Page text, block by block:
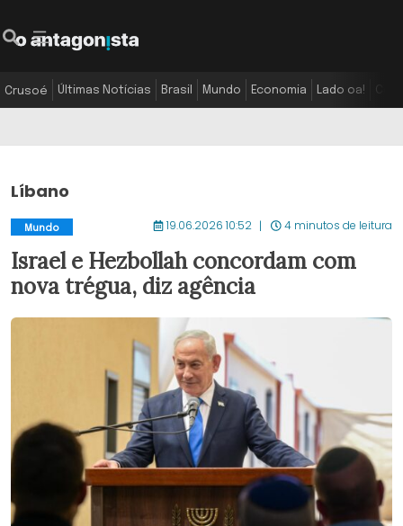
Crusoé Últimas Notícias Brasil Mundo Economia Lado oa!
Líbano
Mundo 19.06.2026 10:52 4 minutos de leitura
Israel e Hezbollah concordam com
nova trégua, diz agência